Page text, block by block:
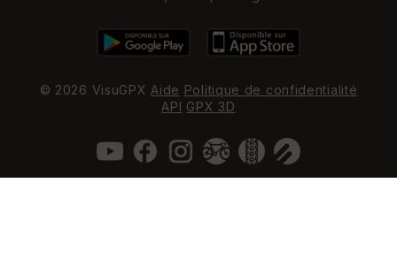
© 2026 VisuGPX Aide Politique de confidentialité
API GPX 3D